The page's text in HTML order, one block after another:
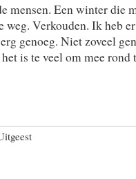
mensen. Een winter die
weg. Verkouden. Ik heb
genoeg. Niet zoveel
is te veel om mee